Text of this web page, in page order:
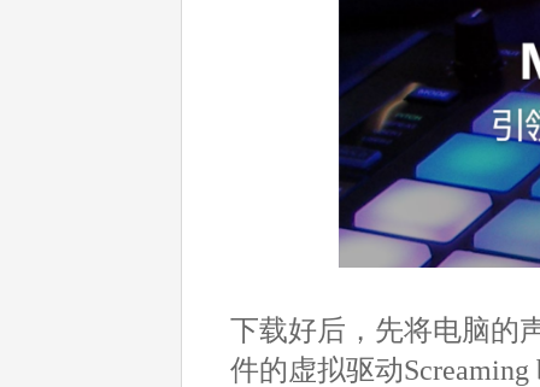
下载好后，先将电脑的
件的虚拟驱动